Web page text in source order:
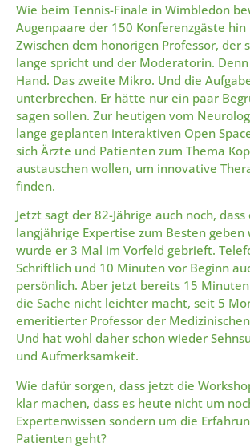
Wie beim Tennis-Finale in Wimbledon
Augenpaare der 150 Konferenzgäste hin
Zwischen dem honorigen Professor, der
lange spricht und der Moderatorin.
Hand. Das zweite Mikro. Und die
unterbrechen. Er hätte nur ein paar
sagen sollen. Zur heutigen vom
lange geplanten interaktiven Open
sich Ärzte und Patienten zum Thema
austauschen wollen, um innovative
finden.
Jetzt sagt der 82-Jährige auch noch,
langjährige Expertise zum Besten geben
wurde er 3 Mal im Vorfeld gebrieft.
Schriftlich und 10 Minuten vor Beginn
persönlich. Aber jetzt bereits 15
die Sache nicht leichter macht, seit 5
emeritierter Professor der
Und hat wohl daher schon wieder
und Aufmerksamkeit.
Wie dafür sorgen, dass jetzt die
klar machen, dass es heute nicht um
Expertenwissen sondern um die
Patienten geht?